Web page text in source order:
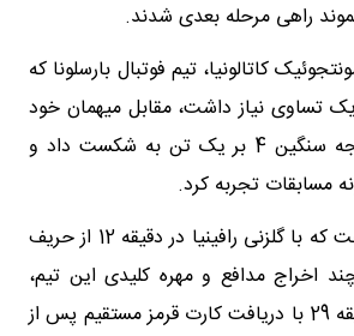
راهی مرحله بعدی شدند.
کاتالونیا، تیم فوتبال بارسلونا که
تساوی نیاز داشت، مقابل میهمان خود
پاری‌سن‌ژرمن با نتیجه سنگین 4 بر یک تن به شکست داد و
مسابقات تجربه کرد.
بارسلونا در حالی باخت که با گلزنی رافینیا در دقیقه 12 از حریف
اخراج مدافع و مهره کلیدی این تیم،
رونالد آرائوخو در دقیقه 29 با دریافت کارت قرمز مستقیم پس از